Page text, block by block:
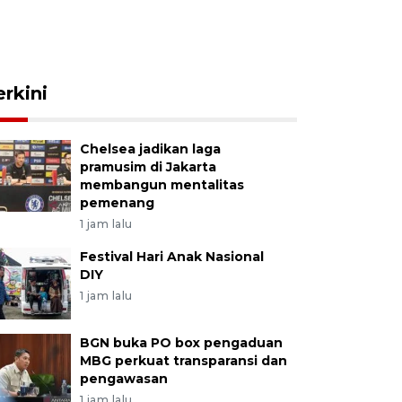
Chelsea jadikan laga
pramusim di Jakarta
membangun mentalitas
pemenang
1 jam lalu
Festival Hari Anak Nasional
DIY
1 jam lalu
BGN buka PO box pengaduan
MBG perkuat transparansi dan
pengawasan